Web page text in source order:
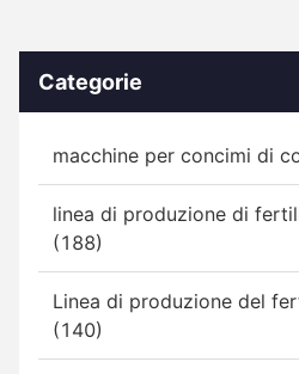
Categorie
macchine per concimi di
linea di produzione di
(188)
Linea di produzione del
(140)